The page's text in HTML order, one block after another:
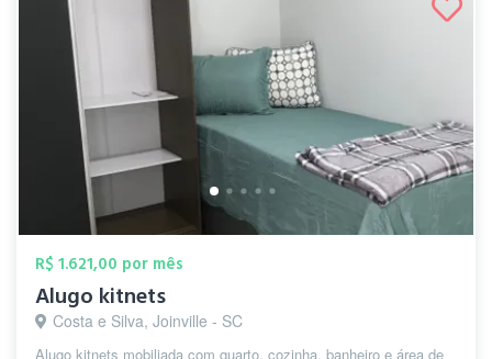
R$ 1.621,00 por mês
Alugo kitnets
Costa e Silva, Joinville - SC
Alugo kitnets mobiliada com quarto, cozinha, banheiro e área de